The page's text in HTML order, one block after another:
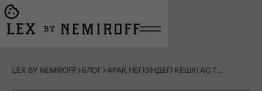
Go to main page
LEX BY NEMIROFF БЛОГ АРАҚ НЕГІЗІНДЕГІ КЕШКІ АС ТӘЖІРИБЕСІН ЖОБАЛАУ